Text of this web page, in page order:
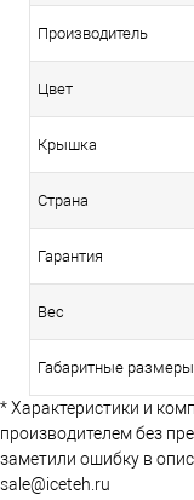
Производитель
Цвет
Крышка
Страна
Гарантия
Вес
Габаритные
* Характеристики и
производителем без
заметили ошибку в
sale@iceteh.ru